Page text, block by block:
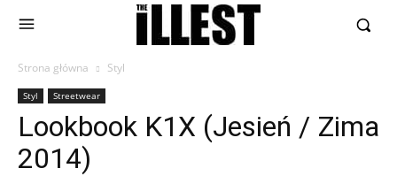
Strona główna Styl
Styl Streetwear
Lookbook K1X (Jesień / Zima
2014)